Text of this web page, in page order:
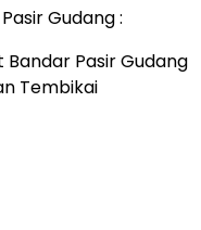
Gudang :
Bandar Pasir Gudang
Tembikai